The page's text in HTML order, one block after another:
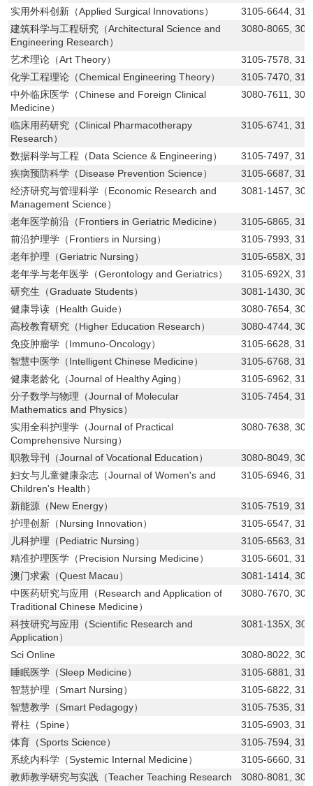
实用外科创新（Applied Surgical Innovations）
3105-6644,
建筑科学与工程研究（Architectural Science and
Engineering Research）
3080-8065,
艺术理论（Art Theory）
3105-7578,
化学工程理论（Chemical Engineering Theory）
3105-7470,
中外临床医学（Chinese and Foreign Clinical
Medicine）
3080-7611,
临床用药研究（Clinical Pharmacotherapy
Research）
3105-6741,
数据科学与工程（Data Science & Engineering）
3105-7497,
疾病预防科学（Disease Prevention Science）
3105-6687,
经济研究与管理科学（Economic Research and
Management Science）
3081-1457,
老年医学前沿（Frontiers in Geriatric Medicine）
3105-6865,
前沿护理学（Frontiers in Nursing）
3105-7993,
老年护理（Geriatric Nursing）
3105-658X,
老年学与老年医学（Gerontology and Geriatrics）
3105-692X,
研究生（Graduate Students）
3081-1430,
健康导读（Health Guide）
3080-7654,
高校教育研究（Higher Education Research）
3080-4744,
免疫肿瘤学（Immuno-Oncology）
3105-6628,
智慧中医学（Intelligent Chinese Medicine）
3105-6768,
健康老龄化（Journal of Healthy Aging）
3105-6962,
分子数学与物理（Journal of Molecular
Mathematics and Physics）
3105-7454,
实用全科护理学（Journal of Practical
Comprehensive Nursing）
3080-7638,
职教导刊（Journal of Vocational Education）
3080-8049,
妇女与儿童健康杂志（Journal of Women's and
Children's Health）
3105-6946,
新能源（New Energy）
3105-7519,
护理创新（Nursing Innovation）
3105-6547,
儿科护理（Pediatric Nursing）
3105-6563,
精准护理医学（Precision Nursing Medicine）
3105-6601,
澳门求索（Quest Macau）
3081-1414,
中医药研究与应用（Research and Application of
Traditional Chinese Medicine）
3080-7670,
科技研究与应用（Scientific Research and
Application）
3081-135X,
Sci Online
3080-8022,
睡眠医学（Sleep Medicine）
3105-6881,
智慧护理（Smart Nursing）
3105-6822,
智慧教学（Smart Pedagogy）
3105-7535,
脊柱（Spine）
3105-6903,
体育（Sports Science）
3105-7594,
系统内科学（Systemic Internal Medicine）
3105-6660,
教师教学研究与实践（Teacher Teaching Research
3080-8081,